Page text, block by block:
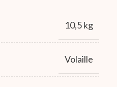
10,5 kg
Volaille